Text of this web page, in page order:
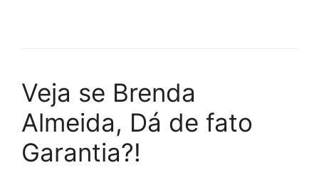
Veja se Brenda
Almeida, Dá de fato
Garantia?!